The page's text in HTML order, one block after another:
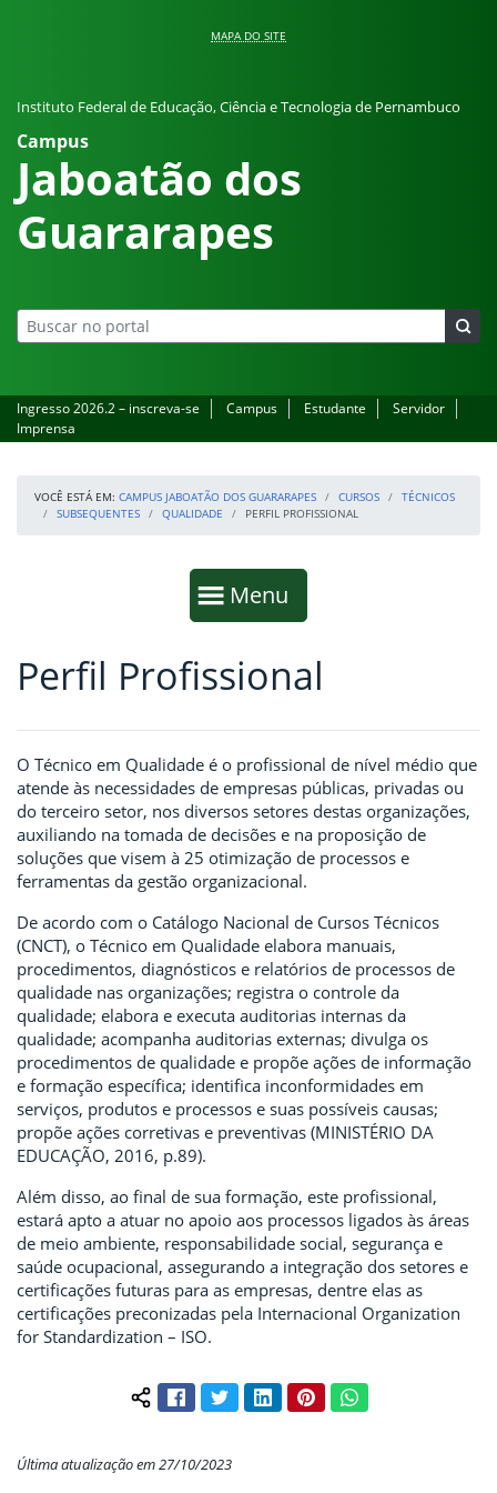
MAPA DO SITE
Instituto Federal de Educação, Ciência e Tecnologia de Pernambuco
Campus
Jaboatão dos
Guararapes
Ingresso 2026.2 – inscreva-se Campus Estudante
Servidor
Imprensa
VOCÊ ESTÁ EM: CAMPUS JABOATÃO DOS GUARARAPES CURSOS
TÉCNICOS
SUBSEQUENTES
QUALIDADE PERFIL PROFISSIONAL
Mostrar
Menu
Fim da navegação
Início do conteúdo
Perfil Profissional
O Técnico em Qualidade é o profissional de nível médio que
atende às necessidades de empresas públicas, privadas ou
do terceiro setor, nos diversos setores destas organizações,
auxiliando na tomada de decisões e na proposição de
soluções que visem à 25 otimização de processos e
ferramentas da gestão organizacional.
De acordo com o Catálogo Nacional de Cursos Técnicos
(CNCT), o Técnico em Qualidade elabora manuais,
procedimentos, diagnósticos e relatórios de processos de
qualidade nas organizações; registra o controle da
qualidade; elabora e executa auditorias internas da
qualidade; acompanha auditorias externas; divulga os
procedimentos de qualidade e propõe ações de informação
e formação específica; identifica inconformidades em
serviços, produtos e processos e suas possíveis causas;
propõe ações corretivas e preventivas (MINISTÉRIO DA
EDUCAÇÃO, 2016, p.89).
Além disso, ao final de sua formação, este profissional,
estará apto a atuar no apoio aos processos ligados às áreas
de meio ambiente, responsabilidade social, segurança e
saúde ocupacional, assegurando a integração dos setores e
certificações futuras para as empresas, dentre elas as
certificações preconizadas pela Internacional Organization
for Standardization – ISO.
Compartilhar conteúdo:
FacebookTwitterLinkedInPinterestWhatsApp
Última atualização em 27/10/2023